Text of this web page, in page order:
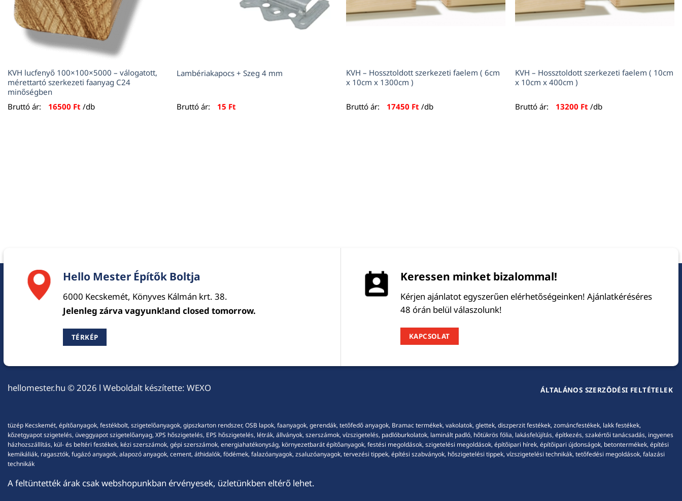
KVH lucfenyő 100×100×5000 – válogatott,
mérettartó szerkezeti faanyag C24
minőségben
Bruttó ár:
16500 Ft /db
Lambériakapocs + Szeg 4 mm
Bruttó ár: 15 Ft
KVH – Hossztoldott szerkezeti faelem ( 6cm
x 10cm x 1300cm )
Bruttó ár: 17450 Ft /db
KVH – Hossztoldott szerkezeti faelem ( 10cm
x 10cm x 400cm )
Bruttó ár: 13200 Ft /db
Hello Mester Építők Boltja
6000 Kecskemét, Könyves Kálmán krt. 38.
Jelenleg zárva vagyunk!and closed tomorrow.
TÉRKÉP
Keressen minket bizalommal!
Kérjen ajánlatot egyszerűen elérhetőségeinken! Ajánlatkéréséres
48 órán belül válaszolunk!
KAPCSOLAT
hellomester.hu © 2026 l Weboldalt készítette: WEXO ÁLTALÁNOS SZERZŐDÉSI FELTÉTELEK
tüzép Kecskemét, építőanyagok, festékbolt, szigetelőanyagok, gipszkarton rendszer, OSB lapok, faanyagok, gerendák, tetőfedő anyagok, Bramac termékek, vakolatok, glettek, diszperzit festékek, zománcfestékek, lakk festékek,
kőzetgyapot szigetelés, üveggyapot szigetelőanyag, XPS hőszigetelés, EPS hőszigetelés, létrák, állványok, szerszámok, vízszigetelés, padlóburkolatok, laminált padló, hőtükrös fólia, lakásfelújítás, építkezés, szakértői tanácsadás, ingyenes
házhozszállítás, kül- és beltéri festékek, kézi szerszámok, gépi szerszámok, energiahatékonyság, környezetbarát építőanyagok, festési megoldások, szigetelési megoldások, építőipari hírek, építőipari újdonságok, betontermékek, építési
kemikáliák, ragasztók, fugázó anyagok, alapozó anyagok, cement, áthidalók, födémek, falazóanyagok, zsaluzóanyagok, tervezési tippek, építési szabványok, hőszigetelési tippek, vízszigetelési technikák, tetőfedési megoldások, falazási
technikák
A feltüntették árak csak webshopunkban érvényesek, üzletünkben eltérő lehet.